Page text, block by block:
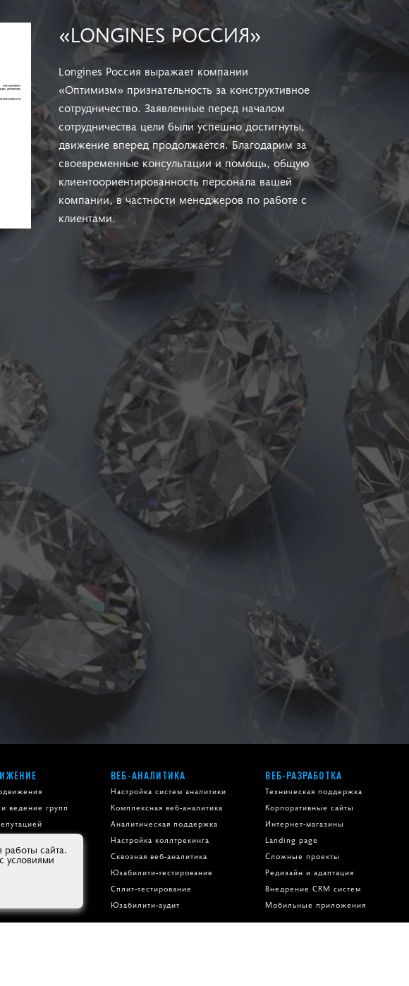
«LONGINES РОССИЯ»
Longines Россия выражает компании
«Оптимизм» признательность за конструктивное
сотрудничество. Заявленные перед началом
сотрудничества цели были успешно достигнуты,
движение вперед продолжается. Благодарим за
своевременные консультации и помощь, общую
клиентоориентированность персонала вашей
компании, в частности менеджеров по работе с
клиентами.
ведение групп
поддержка
ВЕБ-АНАЛИТИКА
Настройка систем аналитики
Комплексная веб-аналитика
Аналитическая поддержка
Настройка коллтрекинга
Сквозная веб-аналитика
Юзабилити-тестирование
Сплит-тестирование
Юзабилити-аудит
ВЕБ-РАЗРАБОТКА
Техническая поддержка
Корпоративные сайты
Интернет-магазины
Landing page
Сложные проекты
Редизайн и адаптация
Внедрение CRM систем
Мобильные приложения
сайта.
условиями